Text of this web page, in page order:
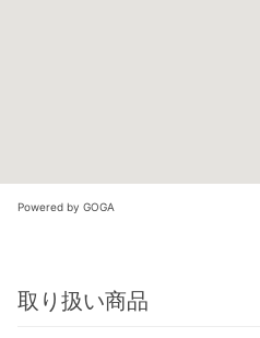
Powered by GOGA
取り扱い商品